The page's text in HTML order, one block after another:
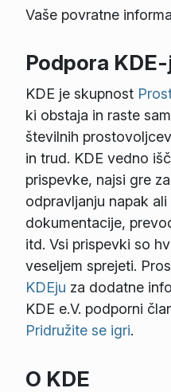
Vaše povratne
Podpora
KDE je skupnost
ki obstaja in raste
številnih
in trud. KDE vedno
prispevke, najsi gre
odpravljanju napak
dokumentacije,
itd. Vsi prispevki so
veseljem sprejeti.
KDEju za dodatne
KDE e.V. podporni
Pridružite se igri.
O KDE